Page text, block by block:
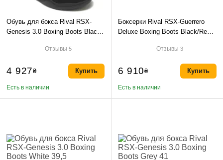
Обувь для бокса Rival RSX-
Genesis 3.0 Boxing Boots Black
Отзывы5
4 927₴
Есть в наличии
Купить
Боксерки Rival RSX-Guerrero
Deluxe Boxing Boots Black/Red
Отзывы3
6 910₴
Есть в наличии
Купить